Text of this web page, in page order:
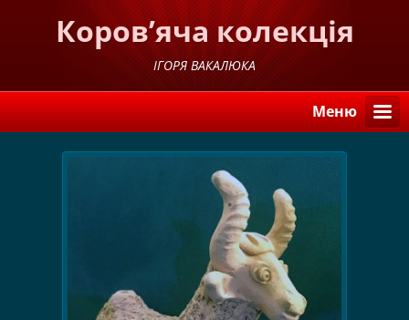
Коров’яча колекція
ІГОРЯ ВАКАЛЮКА
Меню